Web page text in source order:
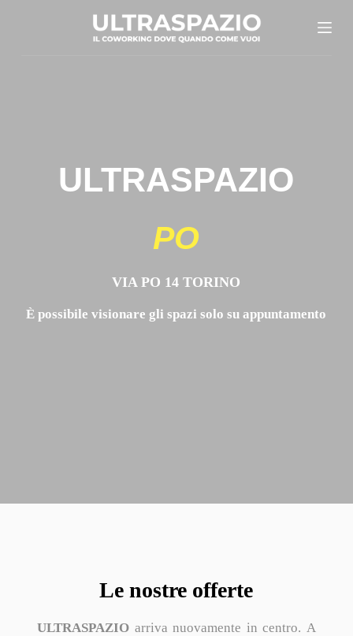
ULTRASPAZIO
PO
VIA PO 14 TORINO
È possibile visionare gli spazi solo su appuntamento
Le nostre offerte
ULTRASPAZIOarriva nuovamente in centro.A